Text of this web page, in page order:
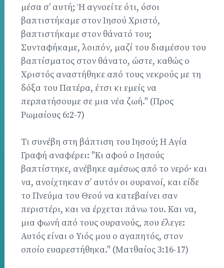
μέσα σ’ αυτή; Ή αγνοείτε ότι, όσοι
βαπτιστήκαμε στον Ιησού Χριστό,
βαπτιστήκαμε στον θάνατό του;
Συνταφήκαμε, λοιπόν, μαζί του διαμέσου του
βαπτίσματος στον θάνατο, ώστε, καθώς ο
Χριστός αναστήθηκε από τους νεκρούς με τη
δόξα του Πατέρα, έτσι κι εμείς να
περπατήσουμε σε μια νέα ζωή." (Προς
Ρωμαίους 6:2-7)
Τι συνέβη στη βάπτιση του Ιησού; Η Αγία
Γραφή αναφέρει: "Κι αφού ο Ιησούς
βαπτίστηκε, ανέβηκε αμέσως από το νερό· και
να, ανοίχτηκαν σ’ αυτόν οι ουρανοί, και είδε
το Πνεύμα του Θεού να κατεβαίνει σαν
περιστέρι, και να έρχεται πάνω του. Και να,
μια φωνή από τους ουρανούς, που έλεγε:
Αυτός είναι ο Υιός μου ο αγαπητός, στον
οποίο ευαρεστήθηκα." (Ματθαίος 3:16-17)